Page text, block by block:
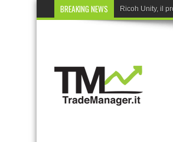
BREAKING NEWS Ricoh Unity, il